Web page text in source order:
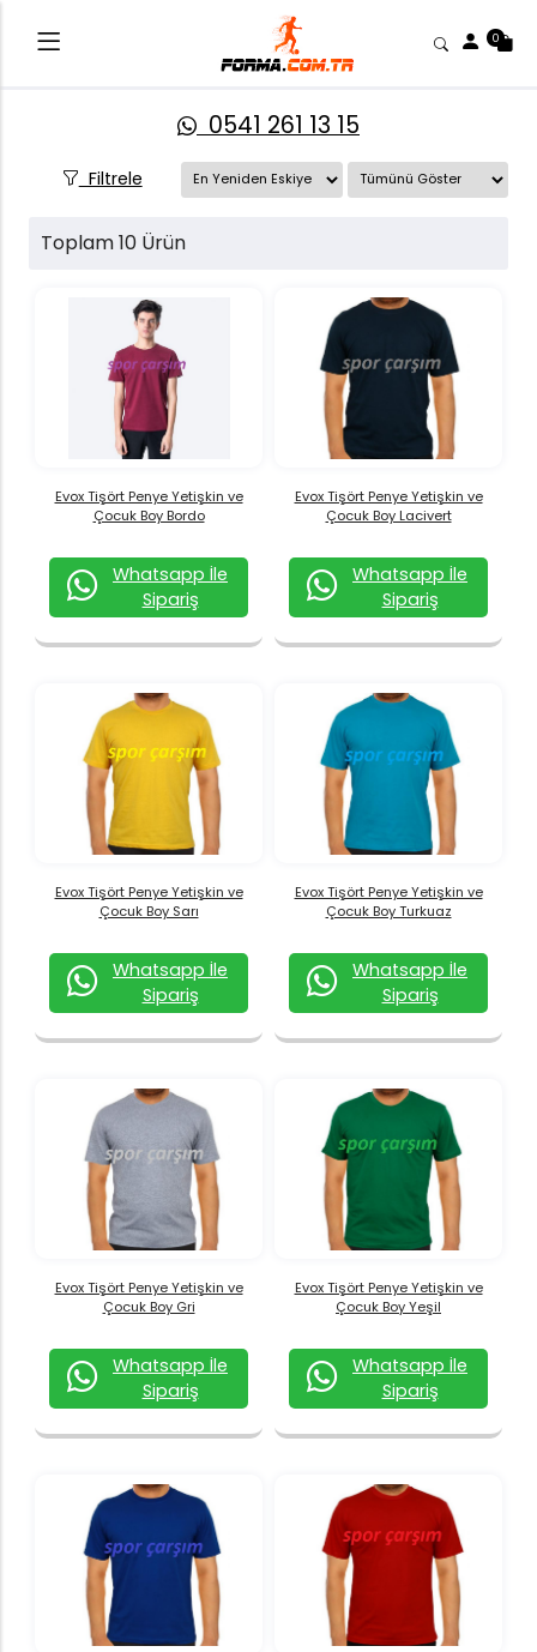
0
0541 261 13 15
Filtrele
Toplam 10 Ürün
Evox Tişört Penye Yetişkin ve
Çocuk Boy Bordo
Whatsapp İle
Sipariş
Evox Tişört Penye Yetişkin ve
Çocuk Boy Lacivert
Whatsapp İle
Sipariş
Evox Tişört Penye Yetişkin ve
Çocuk Boy Sarı
Whatsapp İle
Sipariş
Evox Tişört Penye Yetişkin ve
Çocuk Boy Turkuaz
Whatsapp İle
Sipariş
Evox Tişört Penye Yetişkin ve
Çocuk Boy Gri
Whatsapp İle
Sipariş
Evox Tişört Penye Yetişkin ve
Çocuk Boy Yeşil
Whatsapp İle
Sipariş